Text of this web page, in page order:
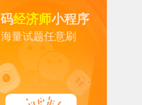
经济师小程序
海量试题任意刷